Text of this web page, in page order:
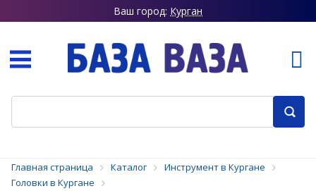
Ваш город: Курган
Главная страница Каталог
Инструмент в Кургане
Головки в Кургане